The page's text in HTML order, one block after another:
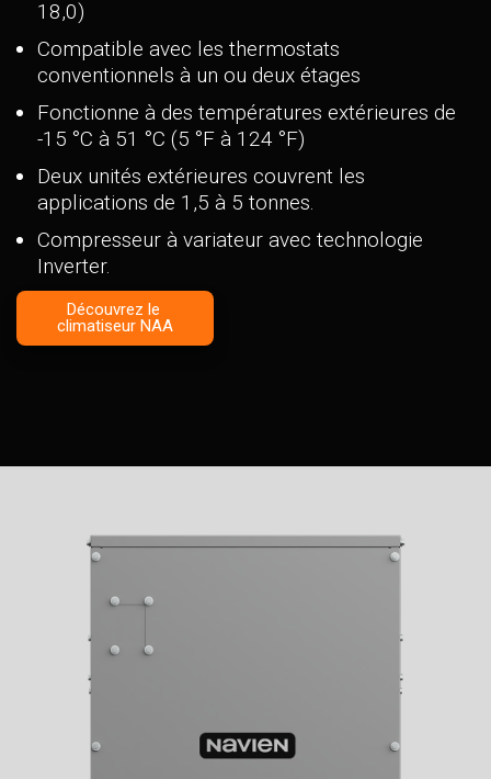
18,0)
Compatible avec les thermostats
conventionnels à un ou deux étages
Fonctionne à des températures extérieures de
-15 °C à 51 °C (5 °F à 124 °F)
Deux unités extérieures couvrent les
applications de 1,5 à 5 tonnes.
Compresseur à variateur avec technologie
Inverter.
Découvrez le
climatiseur NAA